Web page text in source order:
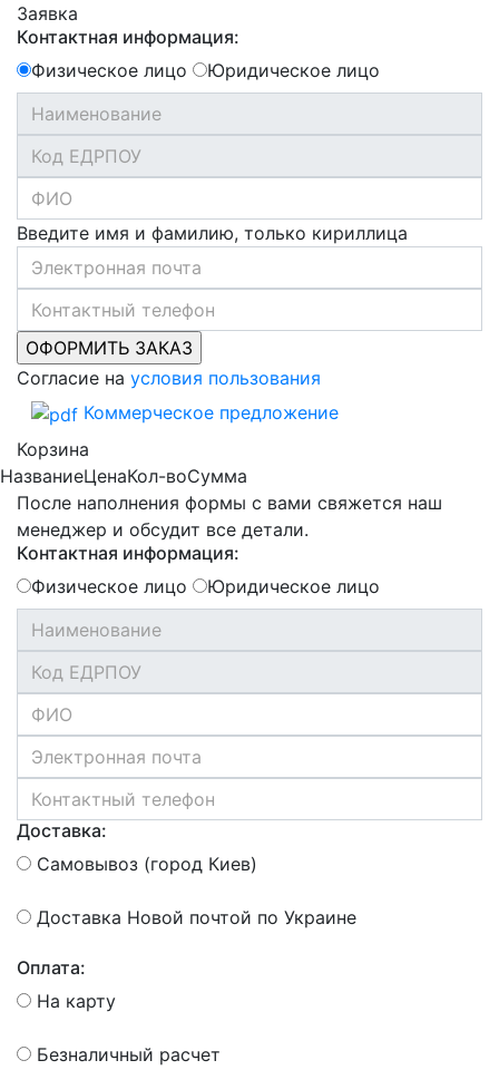
Заявка
Контактная информация:
Физическое лицо
Юридическое лицо
Введите имя и фамилию, только кириллица
Согласие на условия пользования
Коммерческое предложение
Корзина
НазваниеЦенаКол-воСумма
После наполнения формы с вами свяжется наш
менеджер и обсудит все детали.
Контактная информация:
Физическое лицо
Юридическое лицо
Доставка:
Самовывоз (город Киев)
Доставка Новой почтой по Украине
Оплата:
На карту
Безналичный расчет